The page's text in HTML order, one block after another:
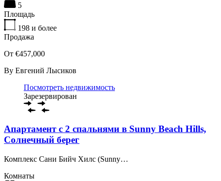
5
Площадь
198 и более
Продажа
От €457,000
By Евгений Лысиков
Посмотреть недвижимость
Зарезервирован
Апартамент с 2 спальнями в Sunny Beach Hills,
Солнечный берег
Комплекс Сани Бийч Хилс (Sunny…
Комнаты